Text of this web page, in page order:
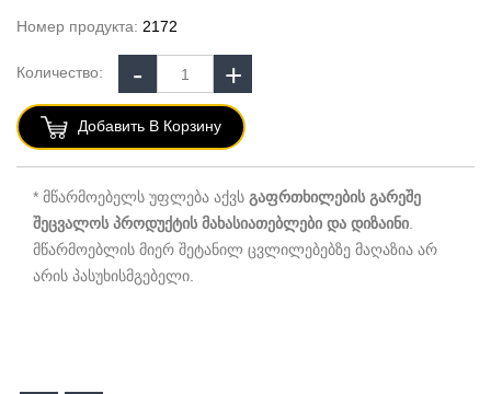
Номер продукта: 2172
Количество:
Добавить В Корзину
* მწარმოებელს უფლება აქვს გაფრთხილების გარეშე
შეცვალოს პროდუქტის მახასიათებლები და დიზაინი
მწარმოებლის მიერ შეტანილ ცვლილებებზე მაღაზია არ
არის პასუხისმგებელი.